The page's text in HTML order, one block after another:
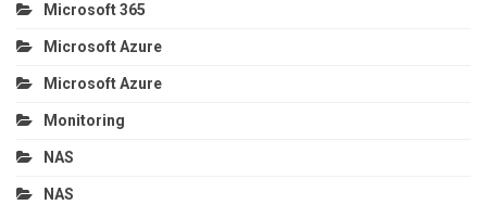
Microsoft 365
Microsoft Azure
Microsoft Azure
Monitoring
NAS
NAS